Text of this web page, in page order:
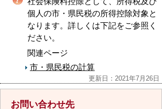
個人の市・県民税の所得控除対象と
なります。詳しくは下記をご参照く
ださい。
関連ページ
市・県民税の計算
更新日：2021年7月26日
お問い合わせ先